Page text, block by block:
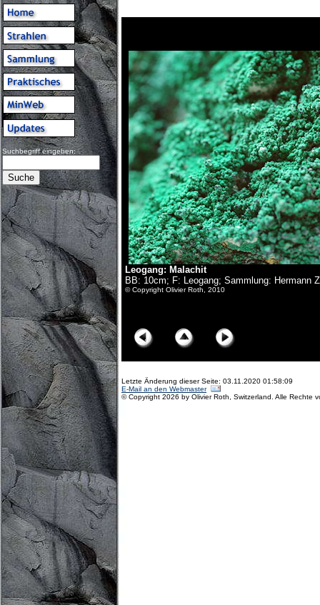
Suchbegriff eingeben:
Leogang: Malachit
BB: 10cm; F: Leogang; Sammlung: Hermann
© Copyright Olivier Roth, 2010
Letzte Änderung dieser Seite: 03.11.2020 01:58:09
E-Mail an den Webmaster
© Copyright 2026 by Olivier Roth, Switzerland. Alle Rechte